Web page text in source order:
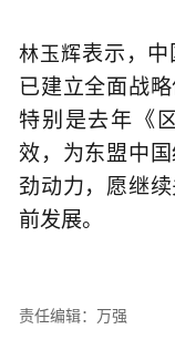
林玉辉表示，
已建立全面战
特别是去年《
效，为东盟中
劲动力，愿继
前发展。
责任编辑：万强